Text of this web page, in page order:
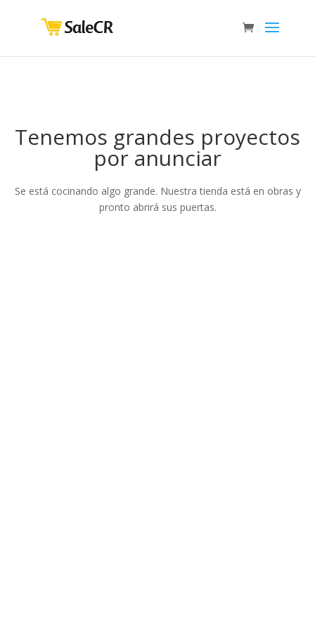
Tenemos grandes proyectos
por anunciar
Se está cocinando algo grande. Nuestra tienda está en obras y
pronto abrirá sus puertas.